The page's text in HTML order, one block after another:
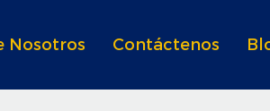
Nosotros Contáctenos